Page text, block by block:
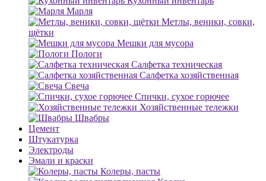
Марля
Метлы, веники, совки,
щётки
Мешки для мусора
Пологи
Салфетка техническая
Салфетка хозяйственная
Свеча
Спички, сухое горючее
Хозяйственные тележки
Швабры
Цемент
Штукатурка
Электроды
Эмали и краски
Колеры, пасты